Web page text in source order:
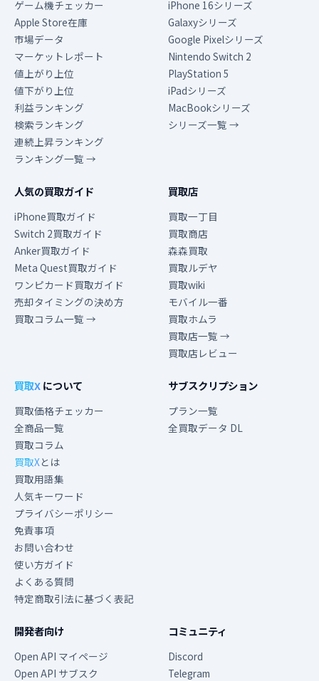
ゲーム機チェッカー
Apple Store在庫
市場データ
マーケットレポート
値上がり上位
値下がり上位
利益ランキング
検索ランキング
連続上昇ランキング
ランキング一覧 →
iPhone 16シリーズ
Galaxyシリーズ
Google Pixelシリーズ
Nintendo Switch 2
PlayStation 5
iPadシリーズ
MacBookシリーズ
シリーズ一覧 →
人気の買取ガイド
iPhone買取ガイド
Switch 2買取ガイド
Anker買取ガイド
Meta Quest買取ガイド
ワンピカード買取ガイド
売却タイミングの決め方
買取コラム一覧 →
買取店
買取一丁目
買取商店
森森買取
買取ルデヤ
買取wiki
モバイル一番
買取ホムラ
買取店一覧 →
買取店レビュー
買取Xについて
買取価格チェッカー
全商品一覧
買取コラム
買取Xとは
買取用語集
人気キーワード
プライバシーポリシー
免責事項
お問い合わせ
使い方ガイド
よくある質問
特定商取引法に基づく表記
サブスクリプション
プラン一覧
全買取データ DL
開発者向け
Open API マイページ
Open API サブスク
コミュニティ
Discord
Telegram